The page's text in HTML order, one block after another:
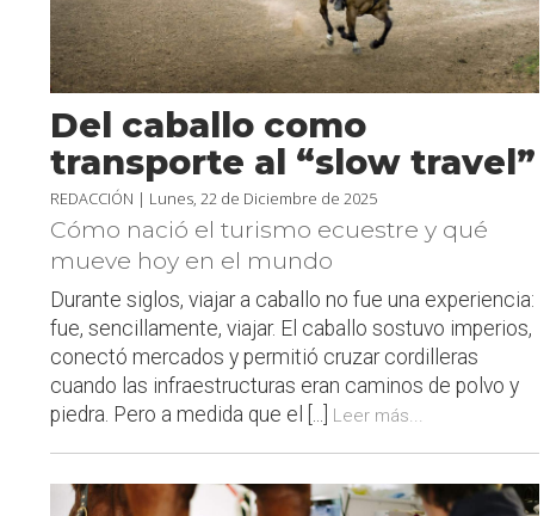
Del caballo como
transporte al “slow travel”
REDACCIÓN | Lunes, 22 de Diciembre de 2025
Cómo nació el turismo ecuestre y qué
mueve hoy en el mundo
Durante siglos, viajar a caballo no fue una experiencia:
fue, sencillamente, viajar. El caballo sostuvo imperios,
conectó mercados y permitió cruzar cordilleras
cuando las infraestructuras eran caminos de polvo y
piedra. Pero a medida que el [...]
Leer más...